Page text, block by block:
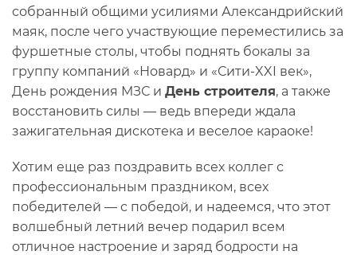
собранный общими усилиями Александрийский
маяк, после чего участвующие переместились за
фуршетные столы, чтобы поднять бокалы за
группу компаний «Новард» и «Сити-XXI век»,
День рождения МЗС и День строителя, а также
восстановить силы — ведь впереди ждала
зажигательная дискотека и веселое караоке!
Хотим еще раз поздравить всех коллег с
профессиональным праздником, всех
победителей — с победой, и надеемся, что этот
волшебный летний вечер подарил всем
отличное настроение и заряд бодрости на